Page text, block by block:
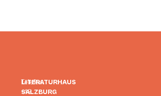
LITERATURHAUS
SALZBURG
Telefon:
+43